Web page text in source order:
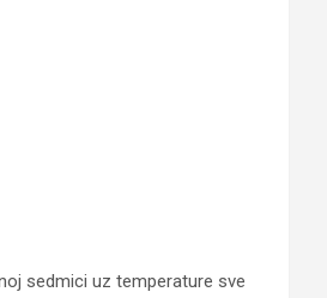
sedmici uz temperature sve